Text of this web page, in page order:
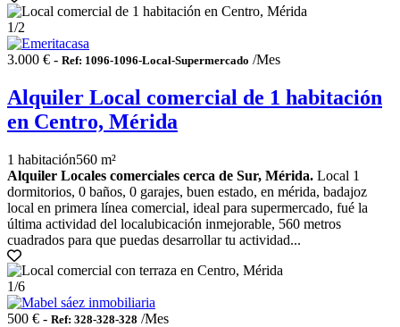
1/2
3.000 € - Ref: 1096-1096-Local-Supermercado /Mes
Alquiler Local comercial de 1 habitación
en Centro, Mérida
1 habitación560 m²
Alquiler Locales comerciales cerca de Sur, Mérida. Local 1
dormitorios, 0 baños, 0 garajes, buen estado, en mérida, badajoz
local en primera línea comercial, ideal para supermercado, fué la
última actividad del localubicación inmejorable, 560 metros
cuadrados para que puedas desarrollar tu actividad...
1/6
500 € - Ref: 328-328-328 /Mes